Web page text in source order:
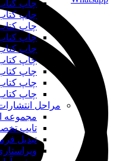
چاپ
چاپ
چاپ
چاپ
چاپ
چاپ
چاپ
چاپ
چاپ
مراحل
مجموعه
تایپ
تبدیل